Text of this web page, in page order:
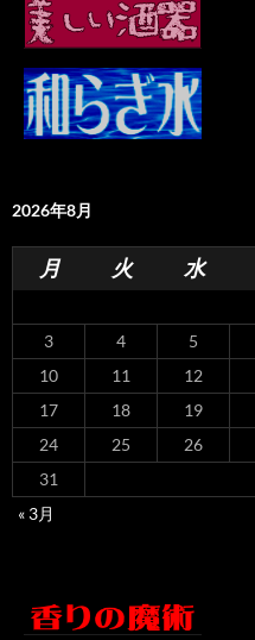
2026年8月
月 火 水
3
4 5
10
11 12
17
18 19
24
25 26
31
« 3月